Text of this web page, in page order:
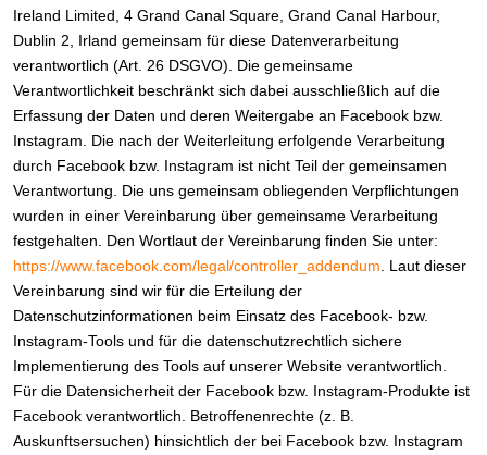
Ireland Limited, 4 Grand Canal Square, Grand Canal Harbour,
Dublin 2, Irland gemeinsam für diese Datenverarbeitung
verantwortlich (Art. 26 DSGVO). Die gemeinsame
Verantwortlichkeit beschränkt sich dabei ausschließlich auf die
Erfassung der Daten und deren Weitergabe an Facebook bzw.
Instagram. Die nach der Weiterleitung erfolgende Verarbeitung
durch Facebook bzw. Instagram ist nicht Teil der gemeinsamen
Verantwortung. Die uns gemeinsam obliegenden Verpflichtungen
wurden in einer Vereinbarung über gemeinsame Verarbeitung
festgehalten. Den Wortlaut der Vereinbarung finden Sie unter:
https://www.facebook.com/legal/controller_addendum . Laut dieser
Vereinbarung sind wir für die Erteilung der
Datenschutzinformationen beim Einsatz des Facebook- bzw.
Instagram-Tools und für die datenschutzrechtlich sichere
Implementierung des Tools auf unserer Website verantwortlich.
Für die Datensicherheit der Facebook bzw. Instagram-Produkte ist
Facebook verantwortlich. Betroffenenrechte (z. B.
Auskunftsersuchen) hinsichtlich der bei Facebook bzw. Instagram